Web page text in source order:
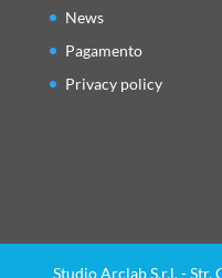
News
Pagamento
Privacy policy
Studio Arclab S.r.l. - Str.